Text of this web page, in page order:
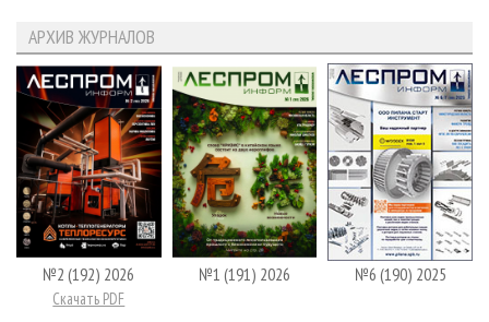
АРХИВ ЖУРНАЛОВ
№2 (192) 2026
Скачать PDF
№1 (191) 2026 №6 (190) 2025